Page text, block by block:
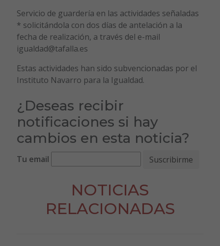
Servicio de guardería en las actividades señaladas
* solicitándola con dos días de antelación a la
fecha de realización, a través del e-mail
igualdad@tafalla.es
Estas actividades han sido subvencionadas por el
Instituto Navarro para la Igualdad.
¿Deseas recibir
notificaciones si hay
cambios en esta noticia?
Tu email
NOTICIAS
RELACIONADAS